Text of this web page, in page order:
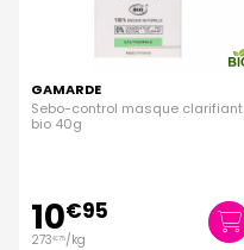
GAMARDE
Sebo-control masque clarifiant
bio 40g
10€95
273€75/kg